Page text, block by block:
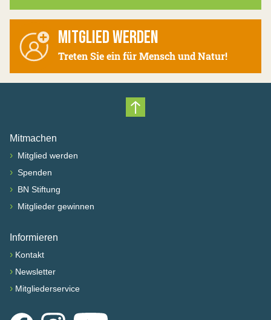
MITGLIED WERDEN
Treten Sie ein für Mensch und Natur!
Nach oben scrollen
Mitmachen
› Mitglied werden
› Spenden
› BN Stiftung
› Mitglieder gewinnen
Informieren
› Kontakt
› Newsletter
› Mitgliederservice